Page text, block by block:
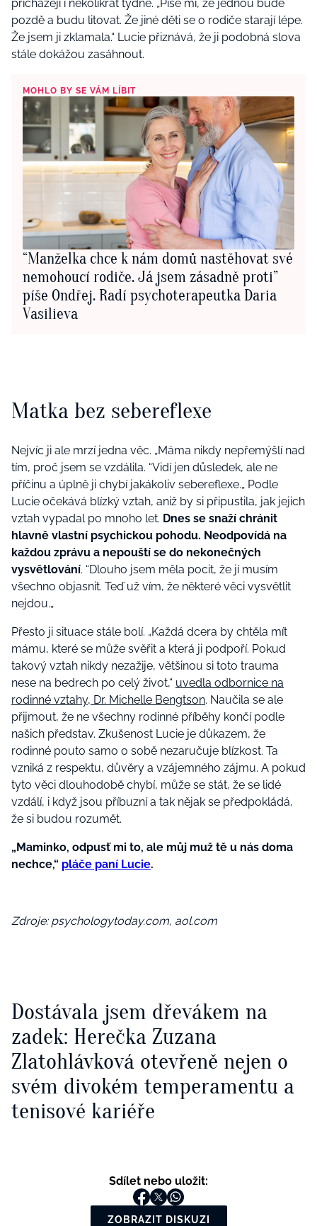
přicházejí i několikrát týdně. „Píše mi, že jednou bude
pozdě a budu litovat. Že jiné děti se o rodiče starají lépe.
Že jsem ji zklamala.“ Lucie přiznává, že ji podobná slova
stále dokážou zasáhnout.
MOHLO BY SE VÁM LÍBIT
“Manželka chce k nám domů nastěhovat své
nemohoucí rodiče. Já jsem zásadně proti”
píše Ondřej. Radí psychoterapeutka Daria
Vasilieva
Matka bez sebereflexe
Nejvíc ji ale mrzí jedna věc. „Máma nikdy nepřemýšlí nad
tím, proč jsem se vzdálila. “Vidí jen důsledek, ale ne
příčinu a úplně ji chybí jakákoliv sebereflexe.„ Podle
Lucie očekává blízký vztah, aniž by si připustila, jak jejich
vztah vypadal po mnoho let. Dnes se snaží chránit
hlavně vlastní psychickou pohodu. Neodpovídá na
každou zprávu a nepouští se do nekonečných
vysvětlování. “Dlouho jsem měla pocit, že jí musím
všechno objasnit. Teď už vím, že některé věci vysvětlit
nejdou.„
Přesto ji situace stále bolí. „Každá dcera by chtěla mít
mámu, které se může svěřit a která ji podpoří. Pokud
takový vztah nikdy nezažije, většinou si toto trauma
nese na bedrech po celý život,“ uvedla odbornice na
rodinné vztahy, Dr. Michelle Bengtson. Naučila se ale
přijmout, že ne všechny rodinné příběhy končí podle
našich představ. Zkušenost Lucie je důkazem, že
rodinné pouto samo o sobě nezaručuje blízkost. Ta
vzniká z respektu, důvěry a vzájemného zájmu. A pokud
tyto věci dlouhodobě chybí, může se stát, že se lidé
vzdálí, i když jsou příbuzní a tak nějak se předpokládá,
že si budou rozumět.
„Maminko, odpusť mi to, ale můj muž tě u nás doma
nechce,“ pláče paní Lucie.
Zdroje: psychologytoday.com, aol.com
Dostávala jsem dřevákem na
zadek: Herečka Zuzana
Zlatohlávková otevřeně nejen o
svém divokém temperamentu a
tenisové kariéře
Sdílet nebo uložit:
ZOBRAZIT DISKUZI